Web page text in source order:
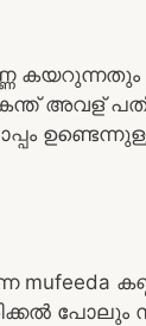
അവള്
mufeeda
പോലും